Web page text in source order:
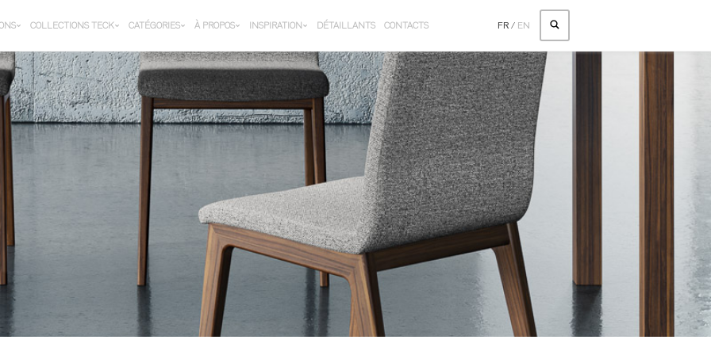
COLLECTIONS TECK CATÉGORIES À PROPOS INSPIRATION DÉTAILLANTS CONTACTS FR / EN